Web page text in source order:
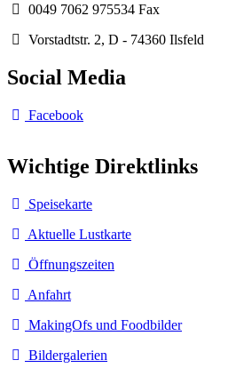
0049 7062 975534 Fax
Vorstadtstr. 2, D - 74360 Ilsfeld
Social Media
Facebook
Wichtige Direktlinks
Speisekarte
Aktuelle Lustkarte
Öffnungszeiten
Anfahrt
MakingOfs und Foodbilder
Bildergalerien